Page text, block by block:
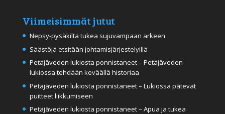
Viimeisimmät jutut
Nepsy-pysäkiltä tukea sujuvampaan arkeen
Säästöjä etsitään johtamisjärjestelyillä
Petäjäveden lukiosta ponnistaneet – Petäjäveden
lukiossa tehdään keväällä historiaa
Petäjäveden lukiosta ponnistaneet – Lukiossa pätevät
puitteet liikkumiseen
Petäjäveden lukiosta ponnistaneet – Apua ja tukea